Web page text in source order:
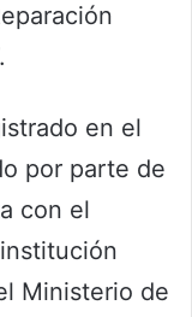
en el
por parte de
con el
Ministerio de